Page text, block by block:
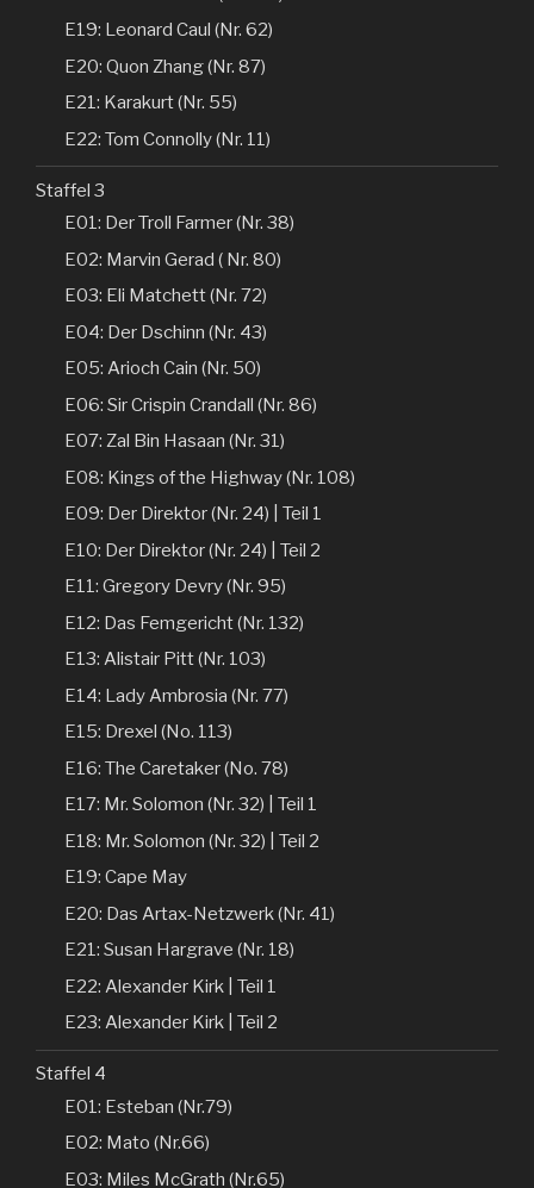
E19: Leonard Caul (Nr. 62)
E20: Quon Zhang (Nr. 87)
E21: Karakurt (Nr. 55)
E22: Tom Connolly (Nr. 11)
Staffel 3
E01: Der Troll Farmer (Nr. 38)
E02: Marvin Gerad ( Nr. 80)
E03: Eli Matchett (Nr. 72)
E04: Der Dschinn (Nr. 43)
E05: Arioch Cain (Nr. 50)
E06: Sir Crispin Crandall (Nr. 86)
E07: Zal Bin Hasaan (Nr. 31)
E08: Kings of the Highway (Nr. 108)
E09: Der Direktor (Nr. 24) | Teil 1
E10: Der Direktor (Nr. 24) | Teil 2
E11: Gregory Devry (Nr. 95)
E12: Das Femgericht (Nr. 132)
E13: Alistair Pitt (Nr. 103)
E14: Lady Ambrosia (Nr. 77)
E15: Drexel (No. 113)
E16: The Caretaker (No. 78)
E17: Mr. Solomon (Nr. 32) | Teil 1
E18: Mr. Solomon (Nr. 32) | Teil 2
E19: Cape May
E20: Das Artax-Netzwerk (Nr. 41)
E21: Susan Hargrave (Nr. 18)
E22: Alexander Kirk | Teil 1
E23: Alexander Kirk | Teil 2
Staffel 4
E01: Esteban (Nr.79)
E02: Mato (Nr.66)
E03: Miles McGrath (Nr.65)